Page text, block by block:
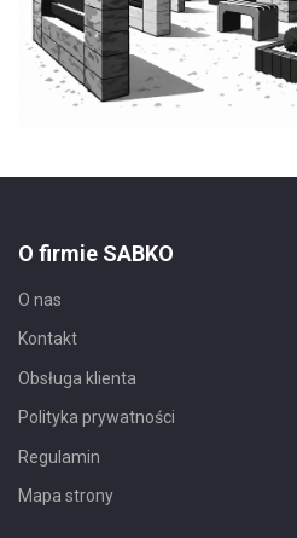
O firmie SABKO
O nas
Kontakt
Obsługa klienta
Polityka prywatności
Regulamin
Mapa strony